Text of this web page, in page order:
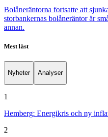
Bolåneräntorna fortsatte att
storbankernas bolåneräntor är
annan.
Mest läst
Nyheter Analyser
1
Hemberg: Energikris och ny
2